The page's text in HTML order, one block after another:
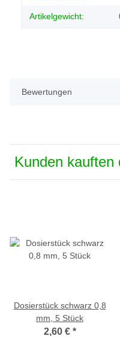
Artikelgewicht:
Bewertungen
Kunden kauften
Dosierstück schwarz 0,8
mm, 5 Stück
2,60 € *